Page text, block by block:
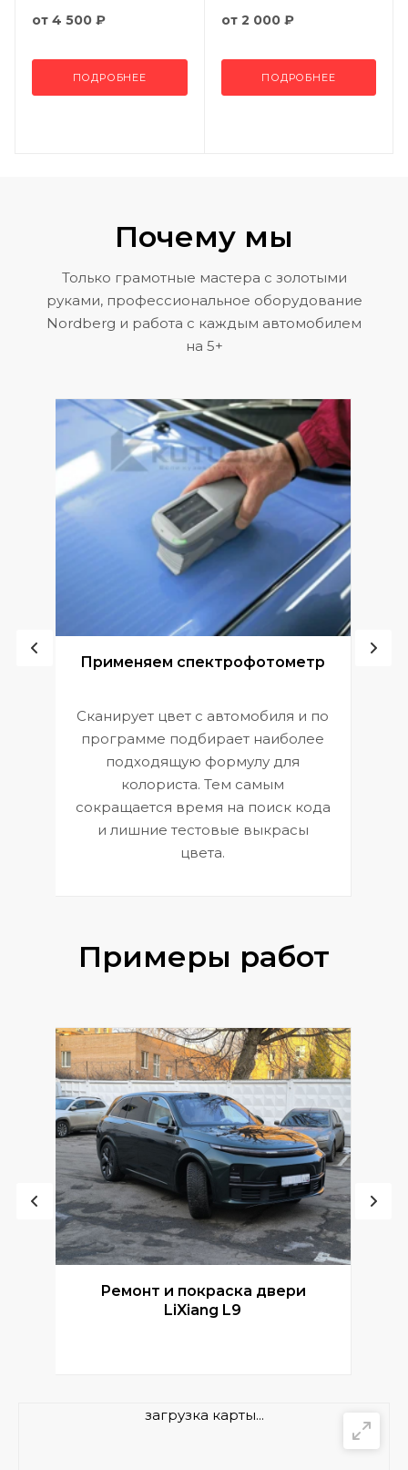
от 4 500 ₽
ПОДРОБНЕЕ
от 2 000 ₽
ПОДРОБНЕЕ
Почему мы
Только грамотные мастера с золотыми
руками, профессиональное оборудование
Nordberg и работа с каждым автомобилем
на 5+
Применяем спектрофотометр
Сканирует цвет с автомобиля и по
программе подбирает наиболее
подходящую формулу для
колориста. Тем самым
сокращается время на поиск кода
и лишние тестовые выкрасы
цвета.
Примеры работ
Ремонт и покраска двери
LiXiang L9
загрузка карты...